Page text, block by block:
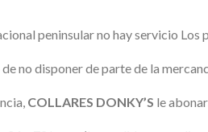
peninsular no hay servicio
no disponer de parte de la
COLLARES DONKY’S le